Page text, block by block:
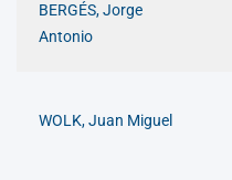
BERGÉS, Jorge
Antonio
WOLK, Juan Miguel